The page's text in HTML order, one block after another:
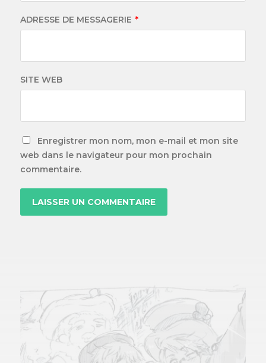
ADRESSE DE MESSAGERIE *
SITE WEB
Enregistrer mon nom, mon e-mail et mon site
web dans le navigateur pour mon prochain
commentaire.